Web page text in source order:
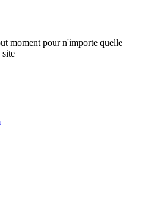
moment pour n'importe quelle
site